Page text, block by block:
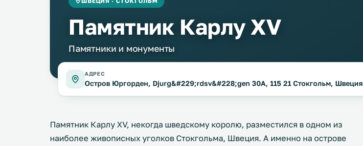
Памятник Карлу XV
Памятники и монументы
АДРЕС
Остров Юргорден, Djurg&#229;rdsv&#228;gen 30A, 115 21 Стокгольм, Швеция
Памятник Карлу XV, некогда шведскому королю, разместился в одном из
наиболее живописных уголков Стокгольма, Швеция. А именно на острове